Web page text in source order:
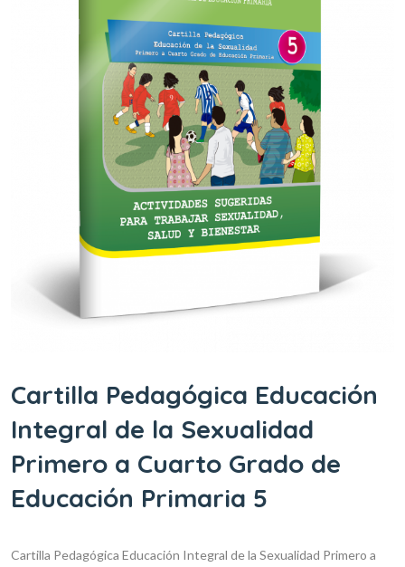
Cartilla Pedagógica Educación
Integral de la Sexualidad
Primero a Cuarto Grado de
Educación Primaria 5
Cartilla Pedagógica Educación Integral de la Sexualidad Primero a